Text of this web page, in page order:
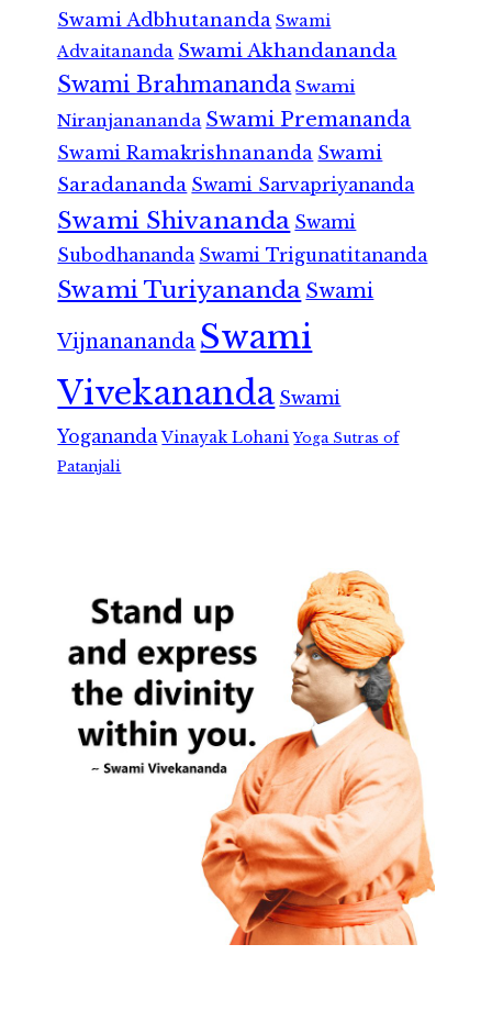
Swami Adbhutananda Swami
Advaitananda Swami Akhandananda
Swami Brahmananda Swami
Niranjanananda Swami Premananda
Swami Ramakrishnananda Swami
Saradananda Swami Sarvapriyananda
Swami Shivananda Swami
Subodhananda Swami Trigunatitananda
Swami Turiyananda Swami
Vijnanananda Swami
Vivekananda Swami
Yogananda Vinayak Lohani Yoga Sutras of
Patanjali